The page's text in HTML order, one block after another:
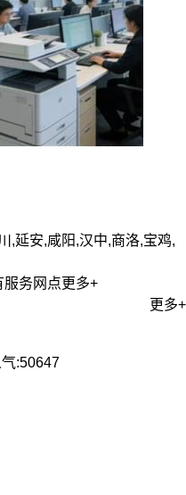
,延安,咸阳,汉中,商洛,宝鸡,
服务网点更多+
更多+
:50647